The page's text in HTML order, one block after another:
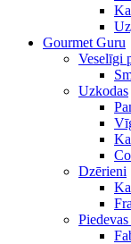
Gourmet Guru
Veselīgi
Uzkodas
Dzērieni